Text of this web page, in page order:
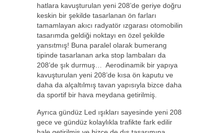
hatlara kavuşturulan yeni 208’de geriye doğru
keskin bir şekilde tasarlanan ön farları
tamamlayan akıcı radyatör ızgarası otomobilin
tasarımda geldiği noktayı en özel şekilde
yansıtmış! Buna paralel olarak bumerang
tipinde tasarlanan arka stop lambaları da
208’de şık durmuş… Aerodinamik bir yapıya
kavuşturulan yeni 208’de kısa ön kaputu ve
daha da alçaltılmış tavan yapısıyla bizce daha
da sportif bir hava meydana getirilmiş.
Ayrıca gündüz Led ışıkları sayesinde yeni 208
gece ve gündüz kolaylıkla trafikte fark edilir